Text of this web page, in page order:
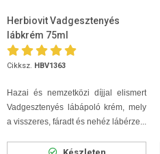
Herbiovit Vadgesztenyés
lábkrém 75ml
Cikksz. HBV1363
Hazai és nemzetközi díjjal elismert
Vadgesztenyés lábápoló krém, mely
a visszeres, fáradt és nehéz lábérze...